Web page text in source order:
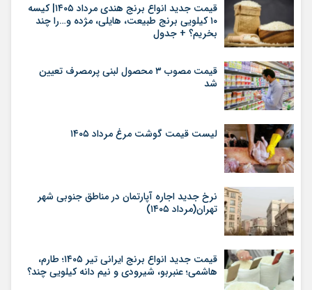
قیمت جدید انواع برنج هندی مرداد ۱۴۰۵| کیسه
۱۰ کیلویی برنج طبیعت، هایلی، مژده و…را چند
بخریم؟ + جدول
قیمت مصوب ۳ محصول لبنی پرمصرف تعیین
شد
لیست قیمت گوشت مرغ مرداد ۱۴۰۵
نرخ جدید اجاره آپارتمان در مناطق جنوبی شهر
تهران(مرداد ۱۴۰۵)
قیمت جدید انواع برنج ایرانی تیر ۱۴۰۵؛ طارم،
هاشمی؛ عنبربو، شیرودی و نیم دانه کیلویی چند؟